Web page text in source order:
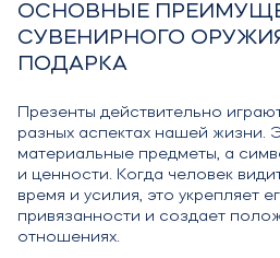
ОСНОВНЫЕ
СУВЕНИРНОГО
ПОДАРКА
Презенты действительно
разных аспектах нашей жизни.
материальные предметы, а
и ценности. Когда человек
время и усилия, это укрепляет
привязанности и создает
отношениях.